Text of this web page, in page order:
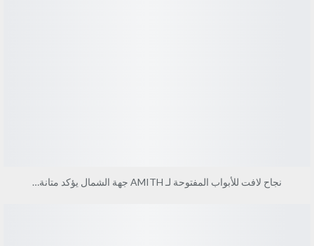
نجاح لافت للأبواب المفتوحة لـ AMITH جهة الشمال يؤكد متانة…